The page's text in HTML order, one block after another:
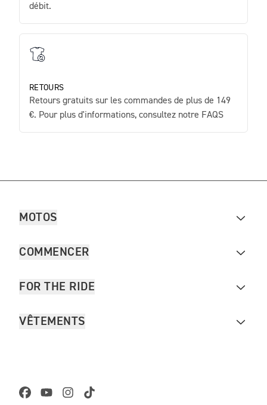
débit.
RETOURS
Retours gratuits sur les commandes de plus de 149
€. Pour plus d'informations, consultez notre FAQS
MOTOS
COMMENCER
FOR THE RIDE
VÊTEMENTS